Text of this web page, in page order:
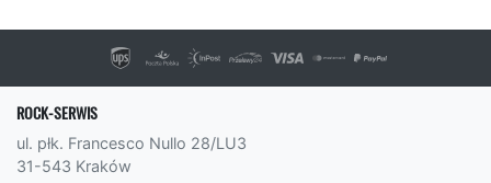
ROCK-SERWIS
ul. płk. Francesco Nullo 28/LU3
31-543 Kraków